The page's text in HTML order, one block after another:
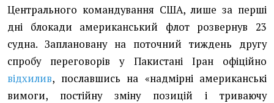
Центрального командування США, лише за перші
дні блокади американський флот розвернув 23
судна. Заплановану на поточний тиждень другу
спробу переговорів у Пакистані Іран офіційно
відхилив, пославшись на «надмірні американські
вимоги, постійну зміну позицій і триваючу